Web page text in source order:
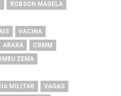
ROBSON MAGELA
VACINA
ARAXÁ
CBMM
ZEMA
MILITAR
VAGAS